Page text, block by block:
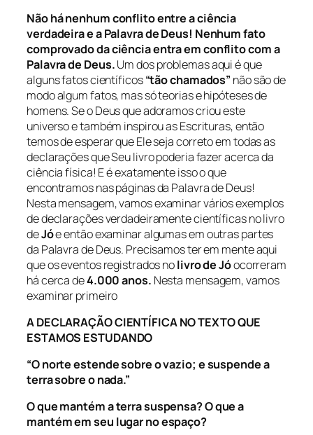
Não há nenhum conflito entre a ciência
verdadeira e a Palavra de Deus! Nenhum fato
comprovado da ciência entra em conflito com a
Palavra de Deus.Um dos problemas aqui é que
alguns fatos científicos“tão chamados” não são de
modo algum fatos, mas só teorias e hipóteses de
homens. Se o Deus que adoramos criou este
universo e também inspirou as Escrituras, então
temos de esperar que Ele seja correto em todas as
declarações que Seu livro poderia fazer acerca da
ciência física! E é exatamente isso o que
encontramos nas páginas da Palavra de Deus!
Nesta mensagem, vamos examinar vários exemplos
de declarações verdadeiramente científicas no livro
deJóe então examinar algumas em outras partes
da Palavra de Deus. Precisamos ter em mente aqui
que os eventos registrados nolivro de Jóocorreram
há cerca de4.000 anos. Nesta mensagem, vamos
examinar primeiro
A DECLARAÇÃO CIENTÍFICA NO TEXTO QUE
ESTAMOS ESTUDANDO
“O norte estende sobre o vazio; e suspende a
terra sobre o nada.”
O que mantém a terra suspensa? O que a
mantém em seu lugar no espaço?